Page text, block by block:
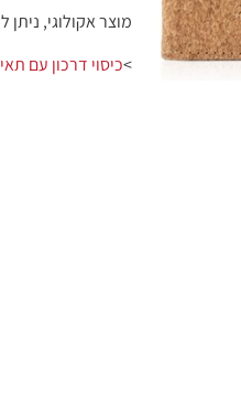
מוצר אקולוגי,
>כיסוי דרכון עם